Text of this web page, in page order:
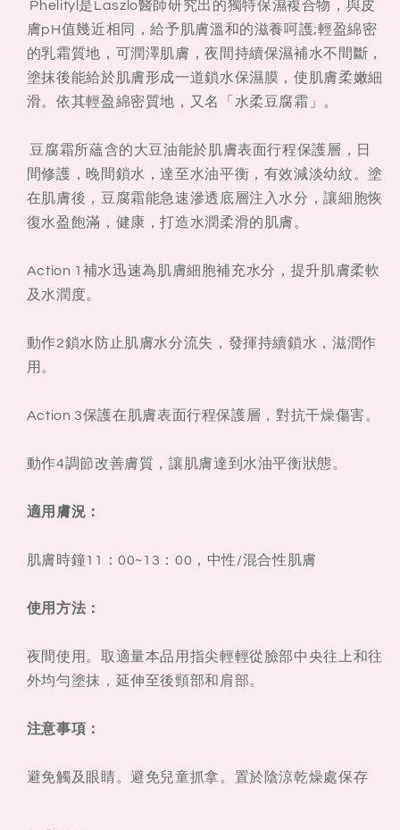
Cream
Limited
Edition
Mattifying
Moisturizer
Cream
Limited
Edition
Mattifying
Moisturizer
Phelityl是Laszlo醫師研究出的獨特保濕複合物，與皮
膚pH值幾近相同，給予肌膚溫和的滋養呵護;輕盈綿密
的乳霜質地，可潤澤肌膚，夜間持續保濕補水不間斷，
塗抹後能給於肌膚形成一道鎖水保濕膜，使肌膚柔嫩細
滑。依其輕盈綿密質地，又名「水柔豆腐霜」。
豆腐霜所蘊含的大豆油能於肌膚表面行程保護層，日
間修護，晚間鎖水，達至水油平衡，有效減淡幼紋。塗
在肌膚後，豆腐霜能急速滲透底層注入水分，讓細胞恢
復水盈飽滿，健康，打造水潤柔滑的肌膚。
Action 1補水迅速為肌膚細胞補充水分，提升肌膚柔軟
及水潤度。
動作2鎖水防止肌膚水分流失，發揮持續鎖水，滋潤作
用。
Action 3保護在肌膚表面行程保護層，對抗干燥傷害。
動作4調節改善膚質，讓肌膚達到水油平衡狀態。
適用膚況：
肌膚時鐘11：00~13：00，中性/混合性肌膚
使用方法：
夜間使用。取適量本品用指尖輕輕從臉部中央往上和往
外均勻塗抹，延伸至後頸部和肩部。
注意事項：
避免觸及眼睛。避免兒童抓拿。置於陰涼乾燥處保存